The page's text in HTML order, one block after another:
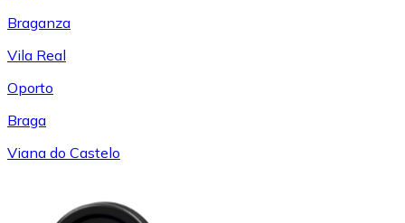
Braganza
Vila Real
Oporto
Braga
Viana do Castelo